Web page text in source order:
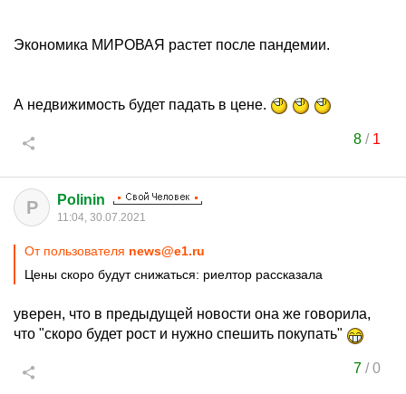
Экономика МИРОВАЯ растет после пандемии.
А недвижимость будет падать в цене.
8/ 1
P Polinin
11:04, 30.07.2021
От пользователя news@e1.ru
Цены скоро будут снижаться: риелтор рассказала
уверен, что в предыдущей новости она же говорила,
что "скоро будет рост и нужно спешить покупать"
7/0